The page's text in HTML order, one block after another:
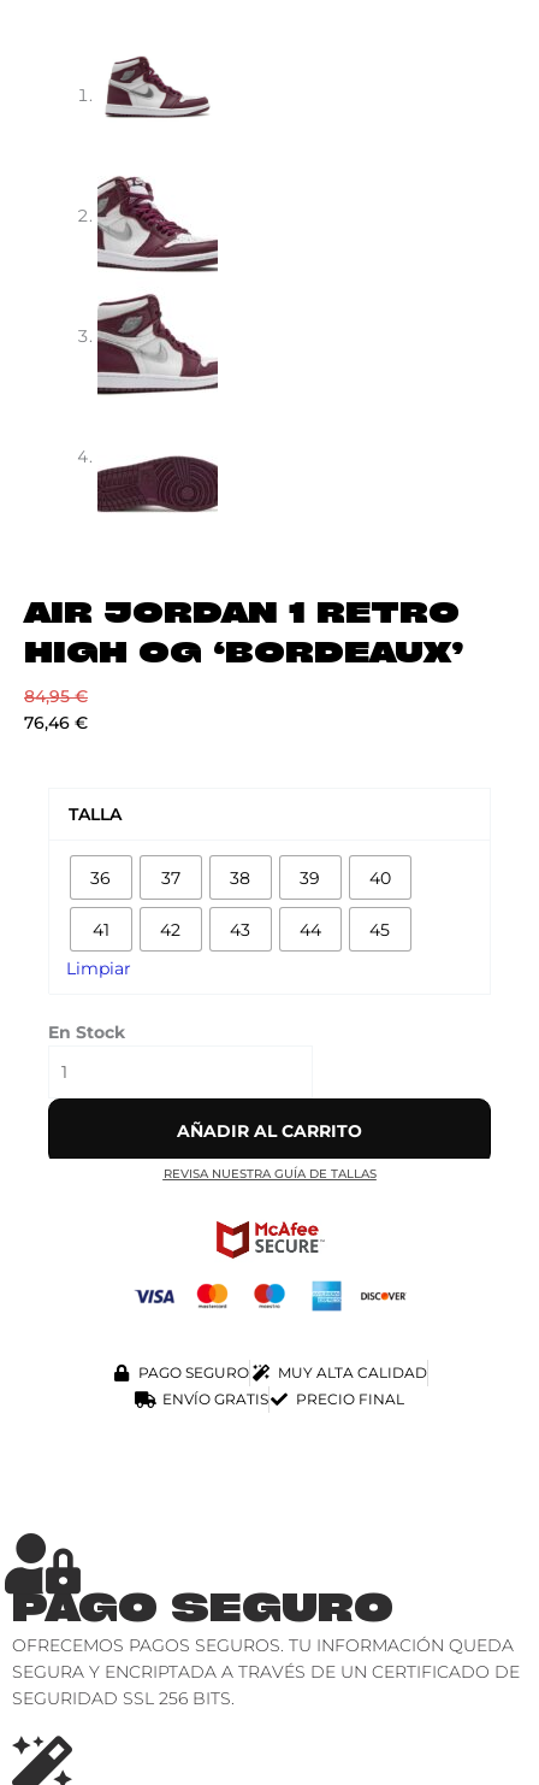
AIR JORDAN 1 RETRO
HIGH OG ‘BORDEAUX’
84,95€
76,46 €
TALLA
36 37 38 39 40
41 42 43 44 45
Limpiar
En Stock
RETRO
HIGH
OG
'BORDEAUX'
cantidad
AÑADIR AL CARRITO
REVISA NUESTRA GUÍA DE TALLAS
PAGO SEGURO
MUY ALTA CALIDAD
ENVÍO GRATIS
PRECIO FINAL
PAGO SEGURO
OFRECEMOS PAGOS SEGUROS. TU INFORMACIÓN QUEDA
SEGURA Y ENCRIPTADA A TRAVÉS DE UN CERTIFICADO DE
SEGURIDAD SSL 256 BITS.